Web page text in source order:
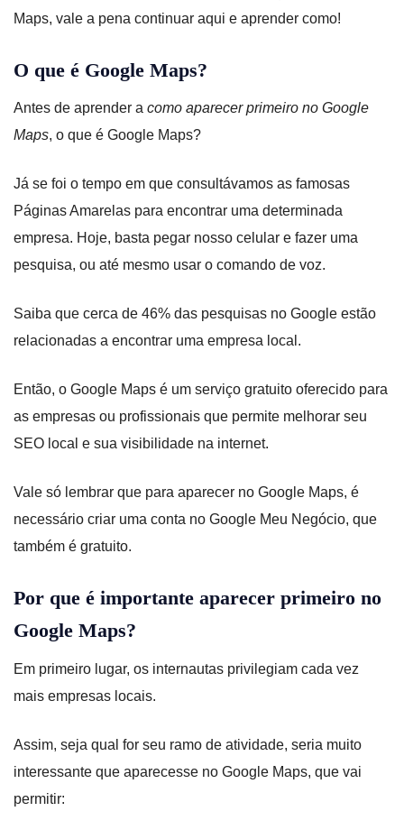
Maps, vale a pena continuar aqui e aprender como!
O que é Google Maps?
Antes de aprender a como aparecer primeiro no Google
Maps, o que é Google Maps?
Já se foi o tempo em que consultávamos as famosas
Páginas Amarelas para encontrar uma determinada
empresa. Hoje, basta pegar nosso celular e fazer uma
pesquisa, ou até mesmo usar o comando de voz.
Saiba que cerca de 46% das pesquisas no Google estão
relacionadas a encontrar uma empresa local.
Então, o Google Maps é um serviço gratuito oferecido para
as empresas ou profissionais que permite melhorar seu
SEO local e sua visibilidade na internet.
Vale só lembrar que para aparecer no Google Maps, é
necessário criar uma conta no Google Meu Negócio, que
também é gratuito.
Por que é importante aparecer primeiro no
Google Maps?
Em primeiro lugar, os internautas privilegiam cada vez
mais empresas locais.
Assim, seja qual for seu ramo de atividade, seria muito
interessante que aparecesse no Google Maps, que vai
permitir: